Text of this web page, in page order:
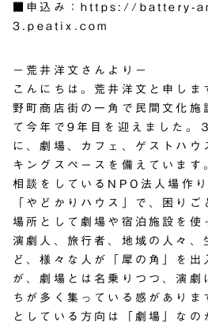
■申込み： https://battery-
3.peatix.com
－荒井洋文さんより－
こんにちは。荒井洋文と申しま
野町商店街の一角で民間文化施
て今年で9年目を迎えました。
に、劇場、カフェ、ゲストハウ
キングスペースを備えています
相談をしているNPO法人場作
「やどかりハウス」で、困り
場所として劇場や宿泊施設を使
演劇人、旅行者、地域の人々、
ど、様々な人が「犀の角」を出
が、劇場とは名乗りつつ、演劇
ちが多く集っている感がありま
としている方向は「劇場」なの